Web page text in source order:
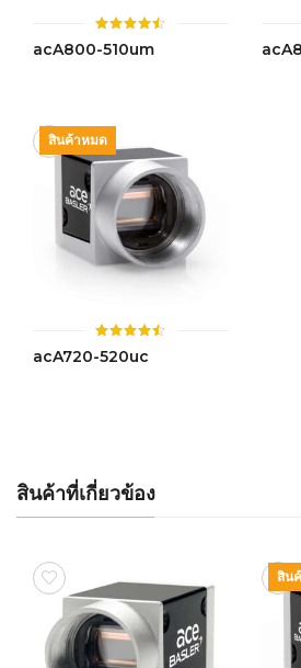
ให้
คะแนน
acA800-510um
สินค้าหมด
ให้
คะแนน
acA720-520uc
สินค้าที่เกี่ยวข้อง
สิน